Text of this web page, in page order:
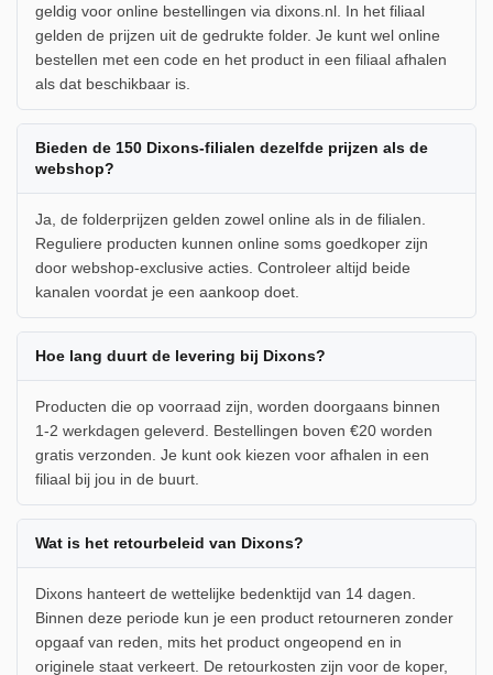
geldig voor online bestellingen via dixons.nl. In het filiaal
gelden de prijzen uit de gedrukte folder. Je kunt wel online
bestellen met een code en het product in een filiaal afhalen
als dat beschikbaar is.
Bieden de 150 Dixons-filialen dezelfde prijzen als de
webshop?
Ja, de folderprijzen gelden zowel online als in de filialen.
Reguliere producten kunnen online soms goedkoper zijn
door webshop-exclusive acties. Controleer altijd beide
kanalen voordat je een aankoop doet.
Hoe lang duurt de levering bij Dixons?
Producten die op voorraad zijn, worden doorgaans binnen
1-2 werkdagen geleverd. Bestellingen boven €20 worden
gratis verzonden. Je kunt ook kiezen voor afhalen in een
filiaal bij jou in de buurt.
Wat is het retourbeleid van Dixons?
Dixons hanteert de wettelijke bedenktijd van 14 dagen.
Binnen deze periode kun je een product retourneren zonder
opgaaf van reden, mits het product ongeopend en in
originele staat verkeert. De retourkosten zijn voor de koper,